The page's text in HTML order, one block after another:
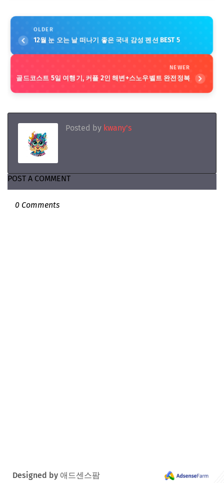
OLDER
12월 눈 오는 날 떠나기 좋은 국내 감성 펜션 BEST 5
NEWER
골드코스트 5일 여행기, 커플 2인 해변+스노우벨트 완전정복
Posted by kwany's
POST A COMMENT
0 Comments
Designed by 애드센스팜